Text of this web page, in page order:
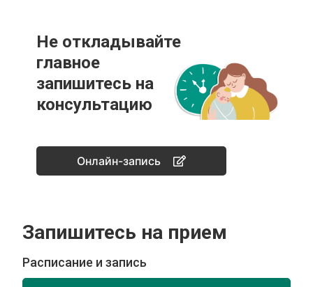
Не откладывайте
главное
запишитесь на
консультацию
Онлайн-запись
Запишитесь на прием
Расписание и запись